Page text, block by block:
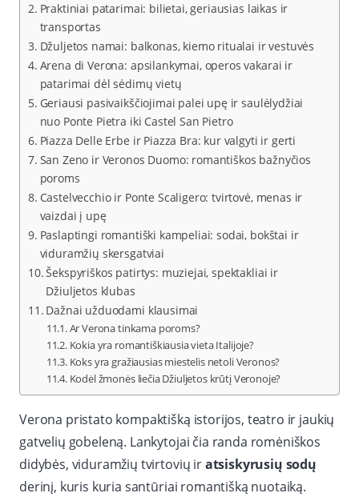
Praktiniai patarimai: bilietai, geriausias laikas ir
transportas
Džuljetos namai: balkonas, kiemo ritualai ir vestuvės
Arena di Verona: apsilankymai, operos vakarai ir
patarimai dėl sėdimų vietų
Geriausi pasivaikščiojimai palei upę ir saulėlydžiai
nuo Ponte Pietra iki Castel San Pietro
Piazza Delle Erbe ir Piazza Bra: kur valgyti ir gerti
San Zeno ir Veronos Duomo: romantiškos bažnyčios
poroms
Castelvecchio ir Ponte Scaligero: tvirtovė, menas ir
vaizdai į upę
Paslaptingi romantiški kampeliai: sodai, bokštai ir
viduramžių skersgatviai
Šekspyriškos patirtys: muziejai, spektakliai ir
Džiuljetos klubas
Dažnai užduodami klausimai
Ar Verona tinkama poroms?
Kokia yra romantiškiausia vieta Italijoje?
Koks yra gražiausias miestelis netoli Veronos?
Kodėl žmonės liečia Džiuljetos krūtį Veronoje?
Verona pristato kompaktišką istorijos, teatro ir jaukių
gatvelių gobeleną. Lankytojai čia randa romėniškos
didybės, viduramžių tvirtovių iratsiskyrusių sodų
derinį, kuris kuria santūriai romantišką nuotaiką.